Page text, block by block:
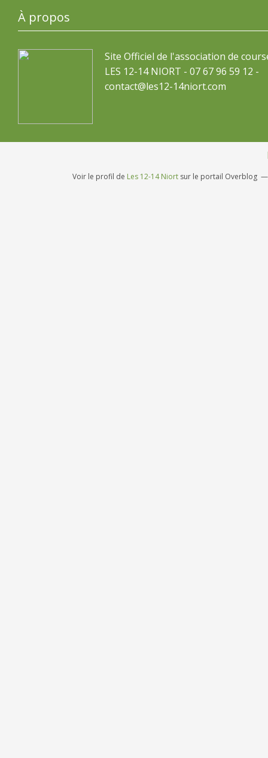
À propos
Site Officiel de l'association de
LES 12-14 NIORT - 07 67 96 59 12 -
contact@les12-14niort.com
Voir le profil de Les 12-14 Niort sur le portail Overblog